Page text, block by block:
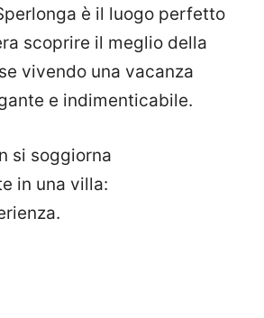
è il luogo perfetto
scoprire il meglio della
vivendo una vacanza
e indimenticabile.
si soggiorna
in una villa: